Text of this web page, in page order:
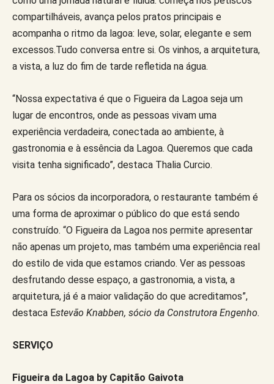
compartilháveis, avança pelos pratos principais e
acompanha o ritmo da lagoa: leve, solar, elegante e sem
excessos.Tudo conversa entre si. Os vinhos, a arquitetura,
a vista, a luz do fim de tarde refletida na água.
“Nossa expectativa é que o Figueira da Lagoa seja um
lugar de encontros, onde as pessoas vivam uma
experiência verdadeira, conectada ao ambiente, à
gastronomia e à essência da Lagoa. Queremos que cada
visita tenha significado”, destaca Thalia Curcio.
Para os sócios da incorporadora, o restaurante também é
uma forma de aproximar o público do que está sendo
construído. “O Figueira da Lagoa nos permite apresentar
não apenas um projeto, mas também uma experiência real
do estilo de vida que estamos criando. Ver as pessoas
desfrutando desse espaço, a gastronomia, a vista, a
arquitetura, já é a maior validação do que acreditamos”,
destaca Estevão Knabben, sócio da Construtora Engenho.
SERVIÇO
Figueira da Lagoa by Capitão Gaivota